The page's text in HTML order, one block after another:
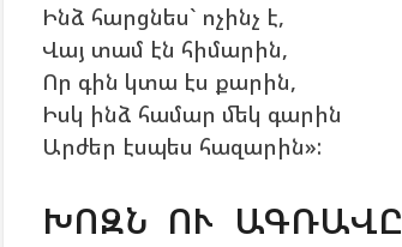
Ինձ հարցնես` ոչինչ է,
Վայ տամ էն հիմարին,
Որ գին կտա էս քարին,
Իսկ ինձ համար մեկ գարին
Արժեր էսպես հազարին»:
ԽՈԶՆ ՈՒ ԱԳՌԱՎԸ